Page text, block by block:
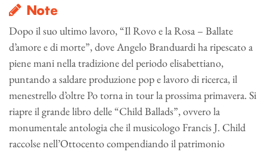
Note
Dopo il suo ultimo lavoro, “Il Rovo e la Rosa – Ballate
d’amore e di morte”, dove Angelo Branduardi ha ripescato a
piene mani nella tradizione del periodo elisabettiano,
puntando a saldare produzione pop e lavoro di ricerca, il
menestrello d’oltre Po torna in tour la prossima primavera. Si
riapre il grande libro delle “Child Ballads”, ovvero la
monumentale antologia che il musicologo Francis J. Child
raccolse nell’Ottocento compendiando il patrimonio